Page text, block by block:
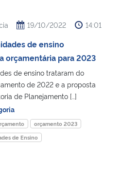
e Comunicações
19/10/2022 14:01
de ensino
orçamentária para 2023
de ensino trataram do
de 2022 e a proposta
de Planejamento […]
orçamento 2023
de Ensino